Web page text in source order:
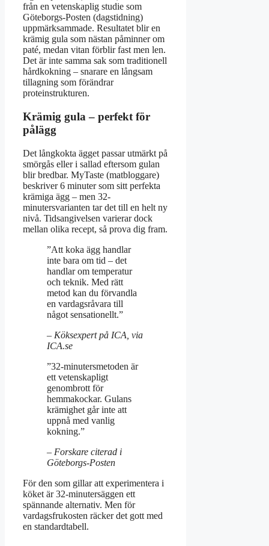
från en vetenskaplig studie som
Göteborgs-Posten (dagstidning)
uppmärksammade. Resultatet blir en
krämig gula som nästan påminner om
paté, medan vitan förblir fast men len.
Det är inte samma sak som traditionell
hårdkokning – snarare en långsam
tillagning som förändrar
proteinstrukturen.
Krämig gula – perfekt för
pålägg
Det långkokta ägget passar utmärkt på
smörgås eller i sallad eftersom gulan
blir bredbar. MyTaste (matbloggare)
beskriver 6 minuter som sitt perfekta
krämiga ägg – men 32-
minutersvarianten tar det till en helt ny
nivå. Tidsangivelsen varierar dock
mellan olika recept, så prova dig fram.
”Att koka ägg handlar
inte bara om tid – det
handlar om temperatur
och teknik. Med rätt
metod kan du förvandla
en vardagsråvara till
något sensationellt.”
– Köksexpert på ICA, via
ICA.se
”32-minutersmetoden är
ett vetenskapligt
genombrott för
hemmakockar. Gulans
krämighet går inte att
uppnå med vanlig
kokning.”
– Forskare citerad i
Göteborgs-Posten
För den som gillar att experimentera i
köket är 32-minutersäggen ett
spännande alternativ. Men för
vardagsfrukosten räcker det gott med
en standardtabell.